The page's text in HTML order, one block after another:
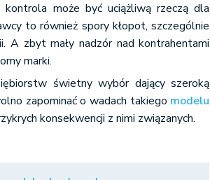
może być uciążliwą rzeczą dla
to również spory kłopot, szczególnie
A zbyt mały nadzór nad kontrahentami
marki.
świetny wybór dający szeroką
zapominać o wadach takiego modelu
konsekwencji z nimi związanych.